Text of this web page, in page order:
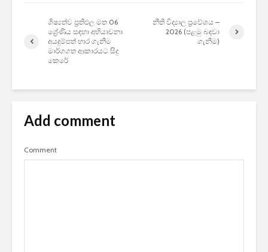
ශිෂ්‍යත්ව ප්‍රතිඵල මත 06
ශ්‍රේණිය සඳහා අභියාචනා
අයදුම්පත් භාර ගැනීම
මාර්ගගත ආකාරයට සිදු
කෙරේ
නීති විද්‍යාල ප්‍රවේශය –
2026 (පළමු බඳවා
ගැනීම)
Add comment
Comment